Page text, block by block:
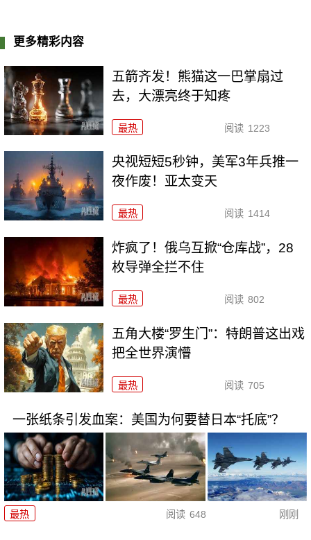
更多精彩内容
五箭齐发！熊猫这一巴掌扇过
去，大漂亮终于知疼
最热 阅读 1223
央视短短5秒钟，美军3年兵推一
夜作废！亚太变天
最热 阅读 1414
炸疯了！俄乌互掀“仓库战”，28
枚导弹全拦不住
最热 阅读 802
五角大楼“罗生门”：特朗普这出戏
把全世界演懵
最热 阅读 705
一张纸条引发血案：美国为何要替日本“托底”？
最热 阅读 648 刚刚